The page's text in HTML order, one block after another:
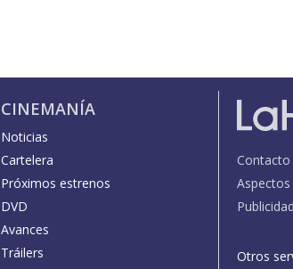
CINEMANÍA
Noticias
Cartelera
Próximos estrenos
DVD
Avances
Tráilers
Contacto
Aspectos
Otros